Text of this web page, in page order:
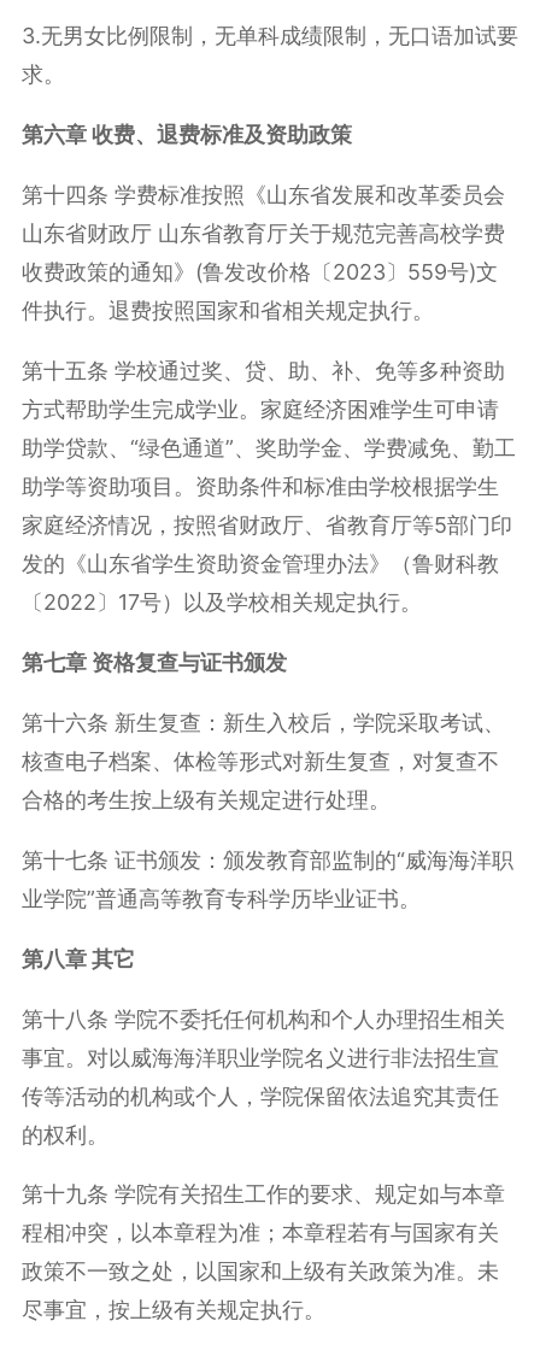
3.无男女比例限制，无单科成绩限制，无口语加试要
求。
第六章 收费、退费标准及资助政策
第十四条 学费标准按照《山东省发展和改革委员会
山东省财政厅 山东省教育厅关于规范完善高校学费
收费政策的通知》 (鲁发改价格〔2023〕 559号)文
件执行。退费按照国家和省相关规定执行。
第十五条 学校通过奖、贷、助、补、免等多种资助
方式帮助学生完成学业。家庭经济困难学生可申请
助学贷款、“绿色通道”、奖助学金、学费减免、勤工
助学等资助项目。资助条件和标准由学校根据学生
家庭经济情况，按照省财政厅、省教育厅等5部门印
发的《山东省学生资助资金管理办法》（鲁财科教
〔2022〕 17号）以及学校相关规定执行。
第七章 资格复查与证书颁发
第十六条 新生复查：新生入校后，学院采取考试、
核查电子档案、体检等形式对新生复查，对复查不
合格的考生按上级有关规定进行处理。
第十七条 证书颁发：颁发教育部监制的“威海海洋职
业学院”普通高等教育专科学历毕业证书。
第八章 其它
第十八条 学院不委托任何机构和个人办理招生相关
事宜。对以威海海洋职业学院名义进行非法招生宣
传等活动的机构或个人，学院保留依法追究其责任
的权利。
第十九条 学院有关招生工作的要求、规定如与本章
程相冲突，以本章程为准；本章程若有与国家有关
政策不一致之处，以国家和上级有关政策为准。未
尽事宜，按上级有关规定执行。